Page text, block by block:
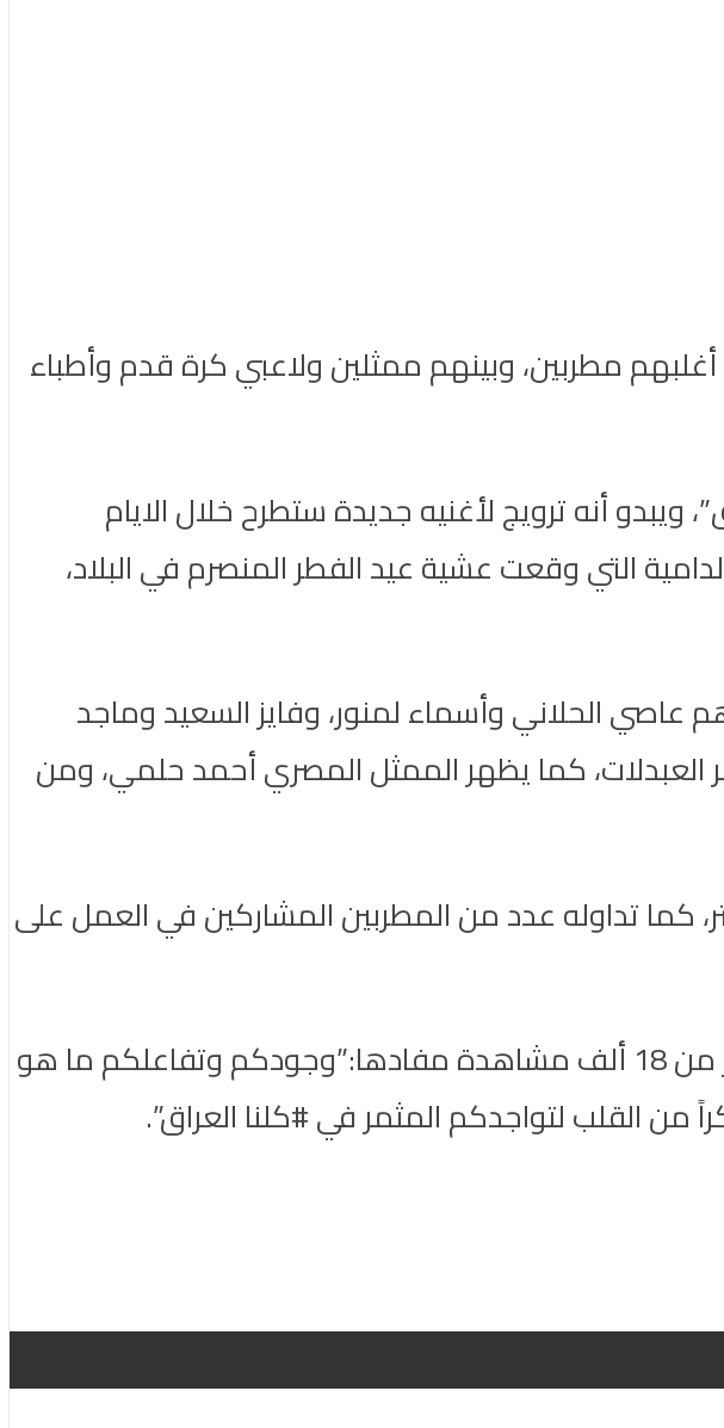
حسين الجسمي عمل فني يشاركه فيه 16 آخرين، أغلبهم مطربين، وبينهم ممثلين ولاعبي كرة قدم وأطباء
أنه ترويج لأغنيه جديدة ستطرح خلال الايام
التي وقعت عشية عيد الفطر المنصرم في البلاد،
الحلاني وأسماء لمنور، وفايز السعيد وماجد
العبدلات، كما يظهر الممثل المصري أحمد حلمي، ومن
كما تداوله عدد من المطربين المشاركين في العمل على
وتظهر رسالة كتبها الجسمي في آخر العمل الذي حظي خلال ساعه بأكثر من 18 ألف مشاهدة مفادها:”وجودكم وتفاعلكم ما هو
من القلب لتواجدكم المثمر في #كلنا العراق”.